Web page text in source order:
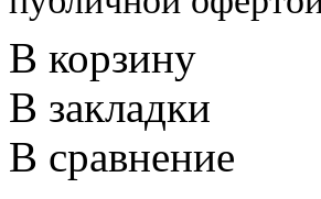
В корзину
В закладки
В сравнение